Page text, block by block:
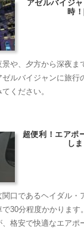
アゼルバイジ
時
や、夕方から深夜ま
ルバイジャンに旅行
ください。
超便利！エアポ
し
口であるヘイダル・
30分程度かかります
格安で快適なエアポ